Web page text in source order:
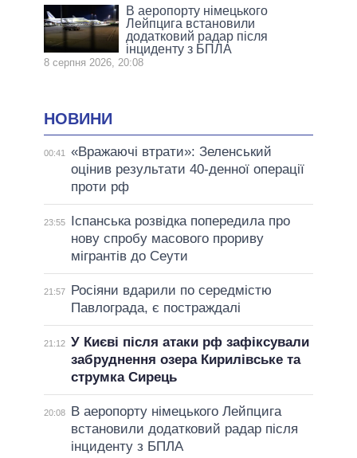
В аеропорту німецького
Лейпцига встановили
додатковий радар після
інциденту з БПЛА
8 серпня 2026, 20:08
НОВИНИ
00:41
«Вражаючі втрати»: Зеленський
оцінив результати 40-денної операції
проти рф
23:55
Іспанська розвідка попередила про
нову спробу масового прориву
мігрантів до Сеути
21:57
Росіяни вдарили по середмістю
Павлограда, є постраждалі
21:12 У Києві після атаки рф зафіксували
забруднення озера Кирилівське та
струмка Сирець
20:08
В аеропорту німецького Лейпцига
встановили додатковий радар після
інциденту з БПЛА